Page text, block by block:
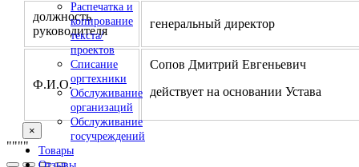
Распечатка и
копирование
текста/
проектов
Списание
оргтехники
Обслуживание
организаций
Обслуживание
госучреждений
Товары
должность
руководителя
генеральный директор
Ф.И.О.
Сопов Дмитрий Евгеньевич
действует на основании Устава
×
""""